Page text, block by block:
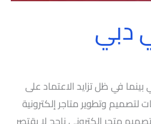
دبي
في ظل تزايد الاعتماد على
لتصميم وتطوير متاجر إلكترونية